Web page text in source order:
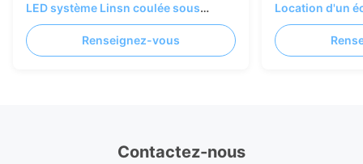
LED système Linsn coulée sous
pression AL 500×500/1000mm
Renseignez-vous
Location d'un
Contactez-nous